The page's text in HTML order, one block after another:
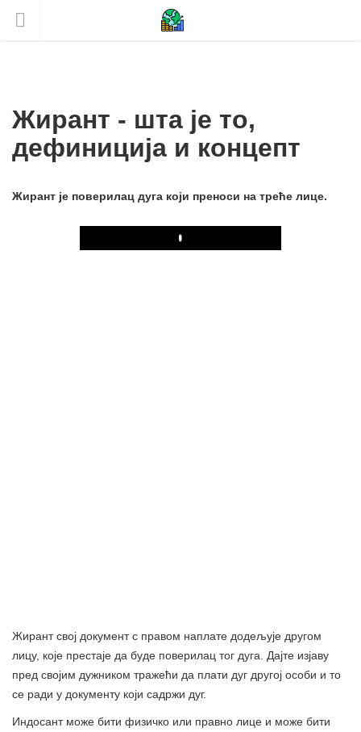
Жирант - шта је то,
дефиниција и концепт
Жирант је поверилац дуга који преноси на треће лице.
Play
Жирант свој документ с правом наплате додељује другом
лицу, које престаје да буде поверилац тог дуга. Дајте изјаву
пред својим дужником тражећи да плати дуг другој особи и то
се ради у документу који садржи дуг.
Индосант може бити физичко или правно лице и може бити